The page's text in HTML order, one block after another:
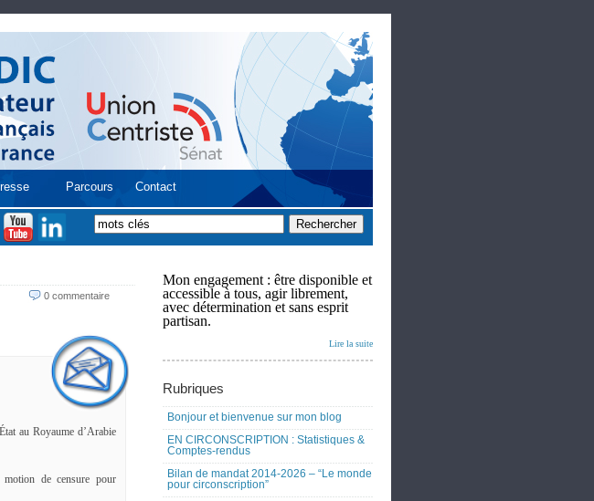
Parcours Contact
0 commentaire
au Royaume d’Arabie
motion de censure pour
Mon engagement : être disponible et
accessible à tous, agir librement,
avec détermination et sans esprit
partisan.
Lire la suite
Rubriques
Bonjour et bienvenue sur mon blog
EN CIRCONSCRIPTION : Statistiques &
Comptes-rendus
Bilan de mandat 2014-2026 – “Le monde
pour circonscription”